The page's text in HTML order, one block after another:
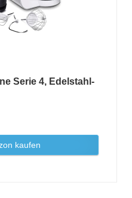
Serie 4, Edelstahl-
kaufen